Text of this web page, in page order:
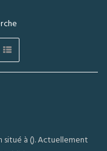
à (). Actuellement